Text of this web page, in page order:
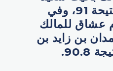
بخيت نوبي الكتبي بنتيحة 91، وفي
عشاق للمالك
بن زايد بن